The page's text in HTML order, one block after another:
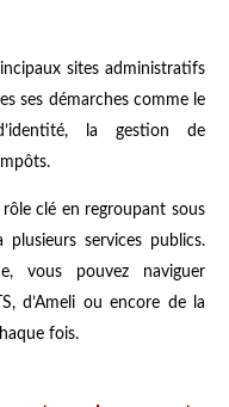
sites administratifs
ses démarches comme le
la gestion de
clé en regroupant sous
services publics.
vous pouvez naviguer
d’Ameli ou encore de la
fois.